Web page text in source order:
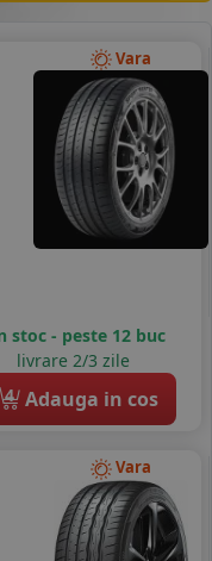
Vara
stoc - peste 12 buc
livrare 2/3 zile
4 Adauga in cos
Vara